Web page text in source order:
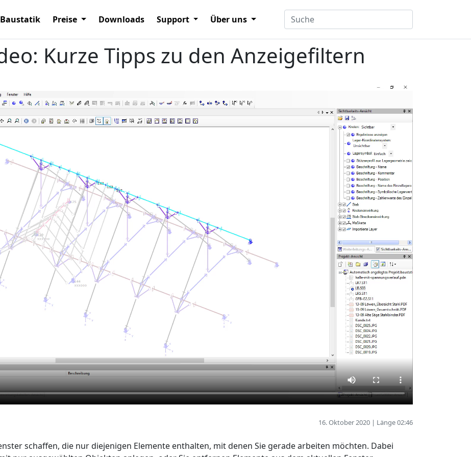
Baustatik Preise Downloads Support Über uns
Kurze Tipps zu den Anzeigefiltern
16. Oktober 2020 | Länge 02:46
schaffen, die nur diejenigen Elemente enthalten, mit denen Sie gerade arbeiten möchten. Dabei